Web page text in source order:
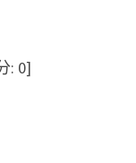
: 0]